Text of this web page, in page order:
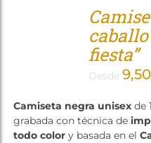
fiesta”
Desde 9,50
Camiseta negra unisexde
grabada con técnica de
todo colory basada en el